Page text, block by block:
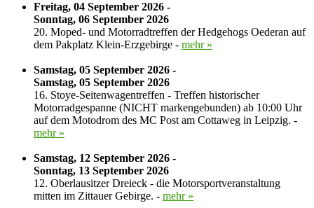
Freitag, 04 September 2026 -
Sonntag, 06 September 2026
20. Moped- und Motorradtreffen der Hedgehogs Oederan auf
dem Pakplatz Klein-Erzgebirge - mehr »
Samstag, 05 September 2026 -
Samstag, 05 September 2026
16. Stoye-Seitenwagentreffen - Treffen historischer
Motorradgespanne (NICHT markengebunden) ab 10:00 Uhr
auf dem Motodrom des MC Post am Cottaweg in Leipzig. -
mehr »
Samstag, 12 September 2026 -
Sonntag, 13 September 2026
12. Oberlausitzer Dreieck - die Motorsportveranstaltung
mitten im Zittauer Gebirge. - mehr »